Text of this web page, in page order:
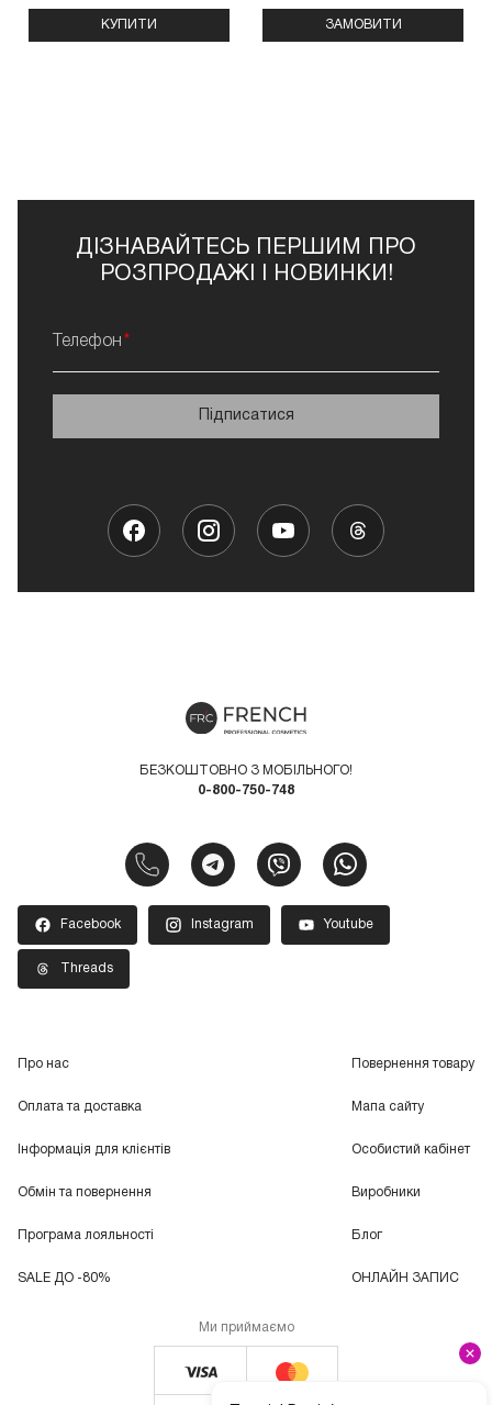
КУПИТИ ЗАМОВИТИ
ДІЗНАВАЙТЕСЬ ПЕРШИМ ПРО
РОЗПРОДАЖІ І НОВИНКИ!
Телефон
Підписатися
БЕЗКОШТОВНО З МОБІЛЬНОГО!
0-800-750-748
Facebook Instagram Youtube
Threads
Про нас
Оплата та доставка
Інформація для клієнтів
Обмін та повернення
Програма лояльності
SALE ДО -80%
Повернення товару
Мапа сайту
Особистий кабінет
Виробники
Блог
ОНЛАЙН ЗАПИС
Ми приймаємо